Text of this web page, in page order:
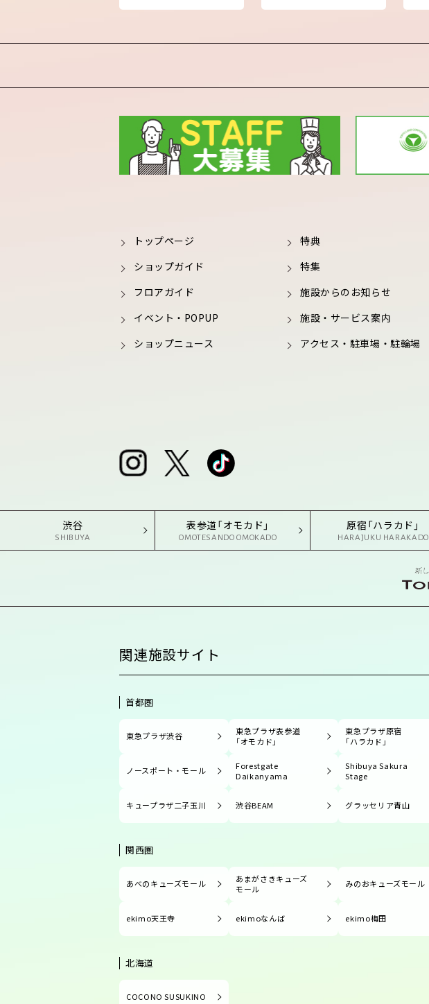
トップページ
ショップガイド
フロアガイド
イベント・POPUP
ショップニュース
特典
特集
施設からのお知らせ
施設・サービス案内
アクセス・駐車場・駐輪場
渋谷
SHIBUYA
表参道「オモカド」
OMOTESANDO OMOKADO
原宿「ハラカド」
HARAJUKU HARAKADO
関連施設サイト
首都圏
東急プラザ渋谷
東急プラザ表参道
「オモカド」
東急プラザ原宿
「ハラカド」
ノースポート・モール
Forestgate
Daikanyama
Shibuya Sakura
Stage
キュープラザ二子玉川 渋谷BEAM グラッセリア青山
関西圏
あべのキューズモール
あまがさきキューズ
モール
みのおキューズモール
ekimo天王寺 ekimoなんば ekimo梅田
北海道
COCONO SUSUKINO